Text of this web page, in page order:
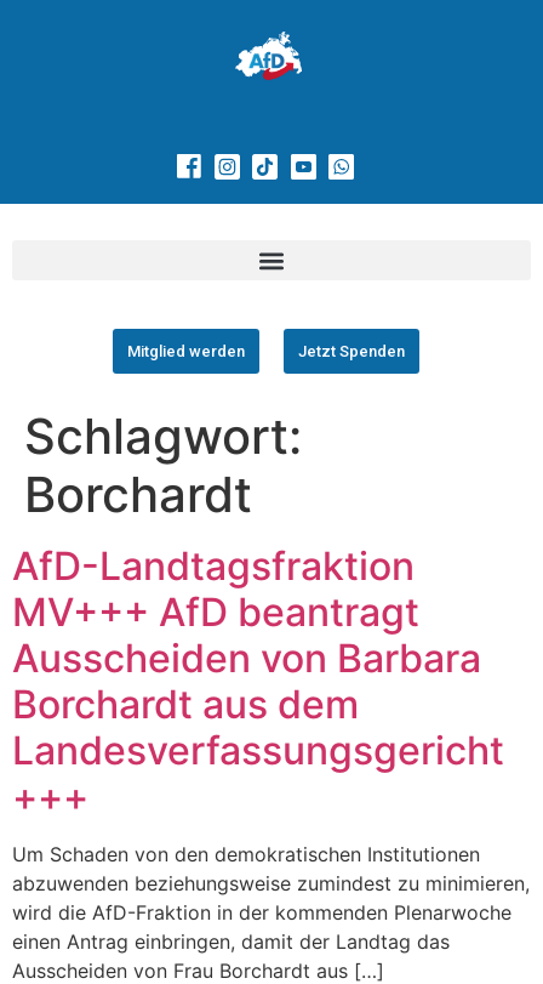
Mitglied werden Jetzt Spenden
Schlagwort:
Borchardt
AfD-Landtagsfraktion
MV+++ AfD beantragt
Ausscheiden von Barbara
Borchardt aus dem
Landesverfassungsgericht
+++
Um Schaden von den demokratischen Institutionen
abzuwenden beziehungsweise zumindest zu minimieren,
wird die AfD-Fraktion in der kommenden Plenarwoche
einen Antrag einbringen, damit der Landtag das
Ausscheiden von Frau Borchardt aus […]